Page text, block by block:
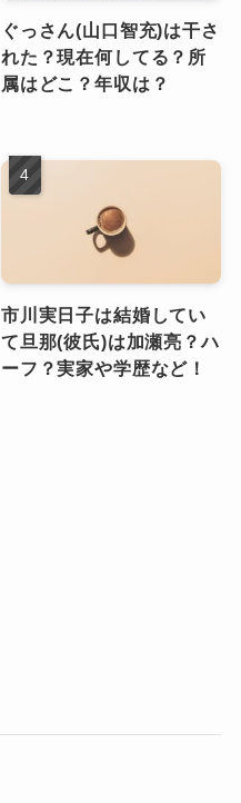
ぐっさん(山口智充)は干さ
れた？現在何してる？所
属はどこ？年収は？
市川実日子は結婚してい
て旦那(彼氏)は加瀬亮？ハ
ーフ？実家や学歴など！